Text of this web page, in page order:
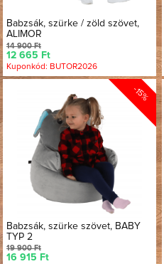
Babzsák, szürke / zöld szövet,
ALIMOR
14 900 Ft
12 665 Ft
Kuponkód: BUTOR2026
-15%
Babzsák, szürke szövet, BABY
TYP 2
19 900 Ft
16 915 Ft